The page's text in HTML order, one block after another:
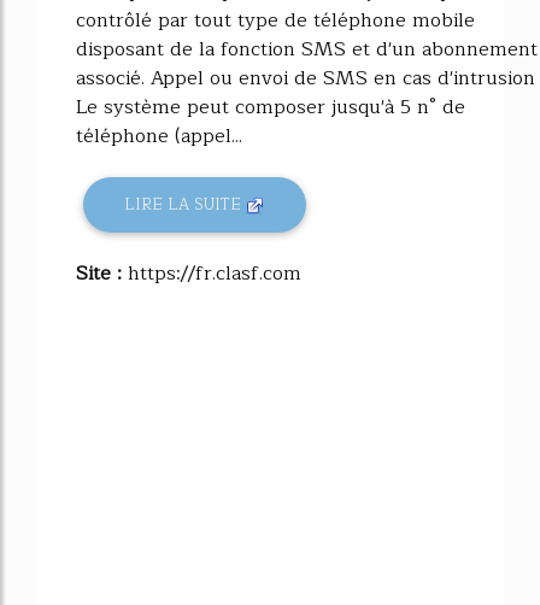
contrôlé par tout type de téléphone mobile
disposant de la fonction SMS et d'un abonnement
associé. Appel ou envoi de SMS en cas d'intrusion
Le système peut composer jusqu'à 5 n° de
téléphone (appel...
LIRE LA SUITE
Site :https://fr.clasf.com